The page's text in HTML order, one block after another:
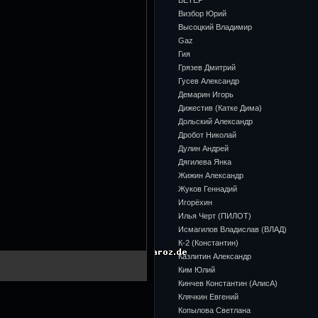
Визбор Юрий
Высоцкий Владимир
Gaz
Гия
Грязев Дмитрий
Гусев Александр
Демарин Игорь
Дижестив (Катке Дима)
Дольский Александр
Дробот Николай
Дулин Андрей
Дягилева Янка
Жижин Александр
Жуков Геннадий
Игорёхин
Илья Черт (ПИЛОТ)
Исмагилов Владислав (ВЛАД)
К-2 (Константин)
Казлитин Александр
Ким Юлий
Кинчев Константин (АлисА)
Клячкин Евгений
Копылова Светлана